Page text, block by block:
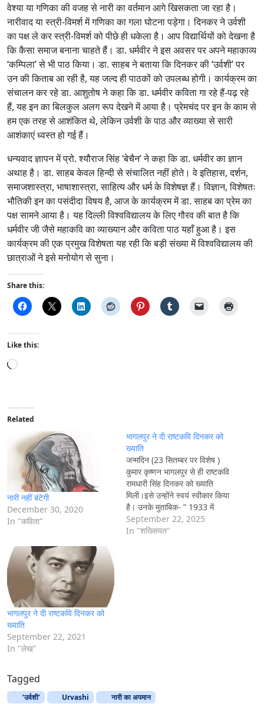
वेश्या या गणिका की वजह से नारी का वर्तमान आगे खिसकता जा रहा है।
नारीवाद या स्त्री-विमर्श में गणिका का गला घोटना पड़ेगा। दिनकर ने उर्वशी
का पक्ष ले कर स्त्री-विमर्श को पीछे ही धकेला है। आप विद्यार्थियों को देखना है
कि कैसा समाज बनाना चाहते हैं। डा. धर्मवीर ने इस अवसर पर अपने महाकाव्य
‘कम्पिला’ से भी पाठ किया। डा. साहब ने बताया कि दिनकर की ‘उर्वशी’ पर
उन की किताब आ रही है, यह जल्द ही पाठकों को उपलब्ध होगी। कार्यक्रम का
संचालन कर रहे डा. आशुतोष ने कहा कि डा. धर्मवीर कविता गा रहे हैं-पढ़ रहे
हैं, यह इन का बिलकुल अलग रूप देखने में आया है। प्रेमचंद पर इन के काम से
हम एक तरह से आशंकित थे, लेकिन उर्वशी के पाठ और व्याख्या से सारी
आशंकाएं ध्वस्त हो गई हैं।
धन्यवाद ज्ञापन में प्रो. श्यौराज सिंह ‘बेचैन’ ने कहा कि डा. धर्मवीर का ज्ञान
अथाह है। डा. साहब केवल हिन्दी से संचालित नहीं होते। वे इतिहास, दर्शन,
समाजशास्त्रा, भाषाशास्त्रा, साहित्य और धर्म के विशेषज्ञ हैं। विज्ञान, विशेषतः
भौतिकी इन का पसंदीदा विषय है, आज के कार्यक्रम में डा. साहब का प्रेम का
पक्ष सामने आया है। यह दिल्ली विश्वविद्यालय के लिए गौरव की बात है कि
धर्मवीर जी जैसे महाकवि का व्याख्यान और कविता पाठ यहाँ हुआ है। इस
कार्यक्रम की एक प्रमुख विशेषता यह रही कि बड़ी संख्या में विश्वविद्यालय की
छात्राओं ने इसे मनोयोग से सुना।
Share this:
Like this:
L
d
i
g
Related
नारी नहीं बंटेगी
December 30, 2020
In "कविता"
भागलपुर ने दी राष्टकवि दिनकर को
ख्याति
जन्मदिन (23 सितम्बर पर विशेष )
कुमार कृष्णन भागलपुर से ही राष्टकवि
रामधारी सिंह दिनकर को ख्याति
मिली।इसे उन्होंने स्वयं स्वीकार किया
है। उनके मुताबिक- ” 1933 में
सुप्रसिद्ध इतिहासकार काशी प्रसाद
जायसवाल नें भागलपुर में बिहार
September 22, 2025
In "शख्सियत"
भागलपुर ने दी राष्टकवि दिनकर को
ख्याति
September 22, 2021
In "लेख"
Tagged
‘उर्वशी’ Urvashi नारी का अपमान